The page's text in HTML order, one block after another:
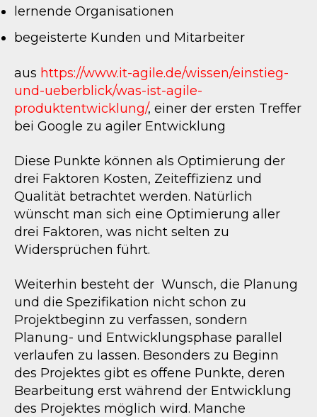
lernende Organisationen
begeisterte Kunden und Mitarbeiter
aus https://www.it-agile.de/wissen/einstieg-
und-ueberblick/was-ist-agile-
produktentwicklung/, einer der ersten Treffer
bei Google zu agiler Entwicklung
Diese Punkte können als Optimierung der
drei Faktoren Kosten, Zeiteffizienz und
Qualität betrachtet werden. Natürlich
wünscht man sich eine Optimierung aller
drei Faktoren, was nicht selten zu
Widersprüchen führt.
Weiterhin besteht der Wunsch, die Planung
und die Spezifikation nicht schon zu
Projektbeginn zu verfassen, sondern
Planung- und Entwicklungsphase parallel
verlaufen zu lassen. Besonders zu Beginn
des Projektes gibt es offene Punkte, deren
Bearbeitung erst während der Entwicklung
des Projektes möglich wird. Manche